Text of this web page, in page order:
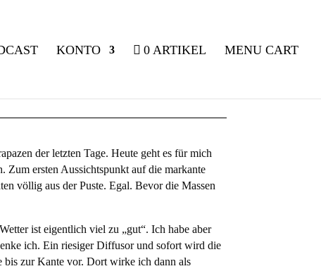
KONTO 0 ARTIKEL MENU CART
der letzten Tage. Heute geht es für mich
Zum ersten Aussichtspunkt auf die markante
völlig aus der Puste. Egal. Bevor die Massen
ist eigentlich viel zu „gut“. Ich habe aber
ich. Ein riesiger Diffusor und sofort wird die
bis zur Kante vor. Dort wirke ich dann als